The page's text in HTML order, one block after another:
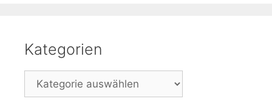
Kategorien
Kategorien